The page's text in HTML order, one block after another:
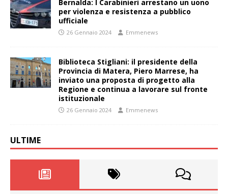
Bernalda: I Carabinieri arrestano un uono
per violenza e resistenza a pubblico
ufficiale
26 Gennaio 2024 Emmenews
Biblioteca Stigliani: il presidente della
Provincia di Matera, Piero Marrese, ha
inviato una proposta di progetto alla
Regione e continua a lavorare sul fronte
istituzionale
26 Gennaio 2024 Emmenews
ULTIME